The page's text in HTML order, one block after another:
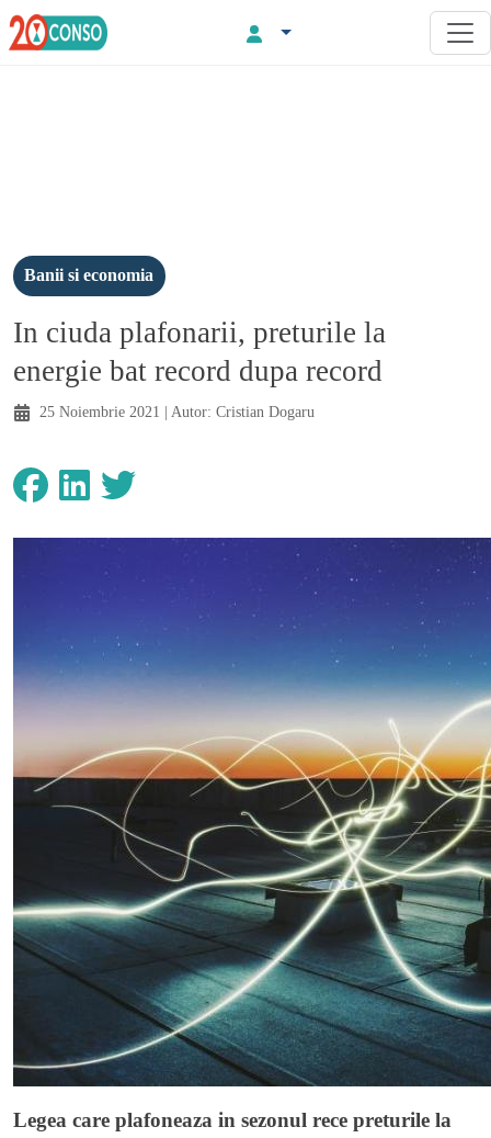
Banii si economia
In ciuda plafonarii, preturile la
energie bat record dupa record
25 Noiembrie 2021 | Autor: Cristian Dogaru
Legea care plafoneaza in sezonul rece preturile la